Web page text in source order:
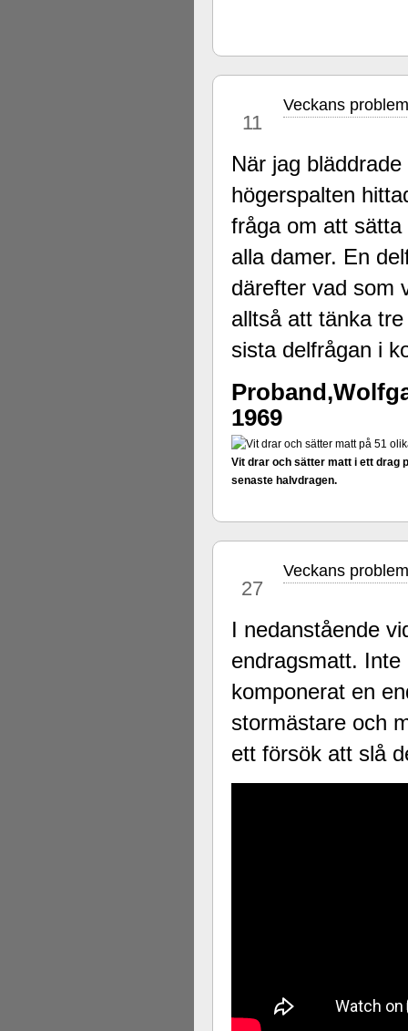
11
Veckans
När jag
högerspalten
fråga om att
alla damer. En
därefter vad som
alltså att tänka
sista delfrågan i
1969
Vit drar och sätter matt i ett drag
senaste halvdragen.
27
Veckans
I nedanstående
endragsmatt.
komponerat en
stormästare och
ett försök att slå